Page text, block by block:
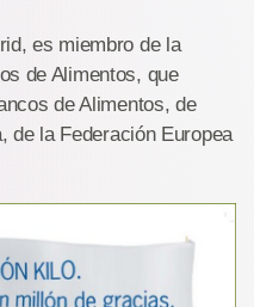
es miembro de la
de Alimentos, que
de Alimentos, de
de la Federación Europea